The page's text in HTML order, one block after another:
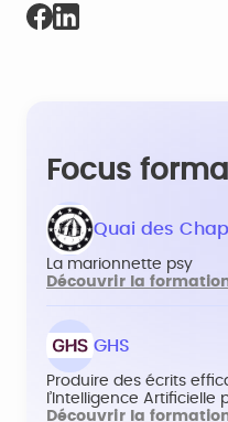
Focus
Quai des
La marionnette psy
Découvrir la
GHS
Produire des écrits
l’Intelligence Artificielle
Découvrir la